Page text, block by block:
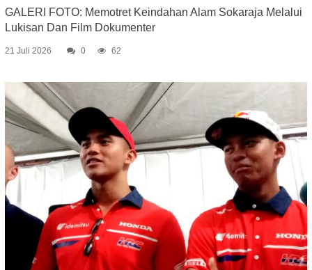
GALERI FOTO: Memotret Keindahan Alam Sokaraja Melalui
Lukisan Dan Film Dokumenter
21 Juli 2026 0 62